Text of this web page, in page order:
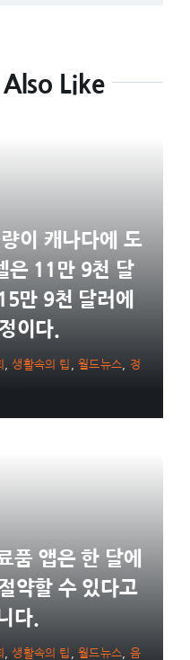
Like
이 캐나다에 도
은 11만 9천 달
만 9천 달러에
이다.
,생활속의 팁 ,월드뉴스
정
품 앱은 한 달에
약할 수 있다고
다.
,생활속의 팁 ,월드뉴스
음